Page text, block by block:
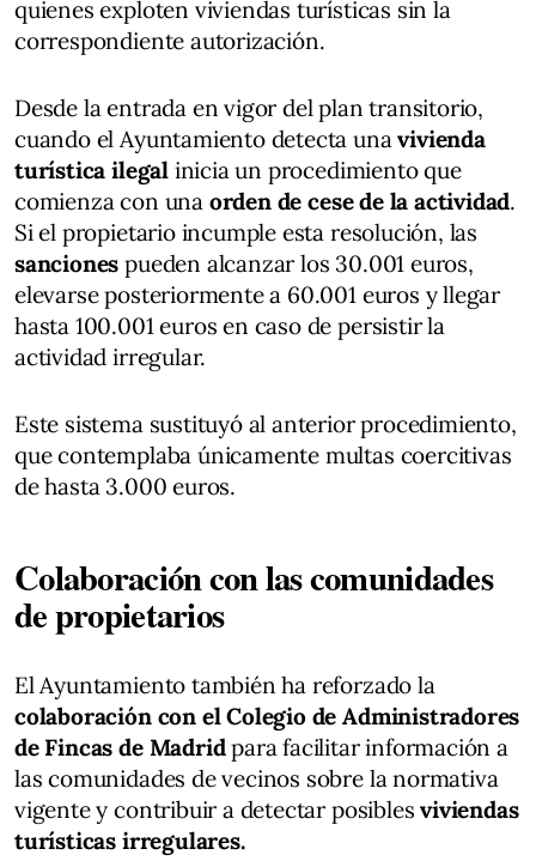
quienes exploten viviendas turísticas sin la
correspondiente autorización.
Desde la entrada en vigor del plan transitorio,
cuando el Ayuntamiento detecta unavivienda
turística ilegalinicia un procedimiento que
comienza con una orden de cese de la actividad.
Si el propietario incumple esta resolución, las
sanciones pueden alcanzar los 30.001 euros,
elevarse posteriormente a 60.001 euros y llegar
hasta 100.001 euros en caso de persistir la
actividad irregular.
Este sistema sustituyó al anterior procedimiento,
que contemplaba únicamente multas coercitivas
de hasta 3.000 euros.
Colaboración con las comunidades
de propietarios
El Ayuntamiento también ha reforzado la
colaboración con el Colegio de Administradores
de Fincas de Madridpara facilitar información a
las comunidades de vecinos sobre la normativa
vigente y contribuir a detectar posiblesviviendas
turísticas irregulares.